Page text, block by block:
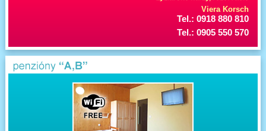
Viera Korsch
Tel.: 0918 880 810
Tel.: 0905 550 570